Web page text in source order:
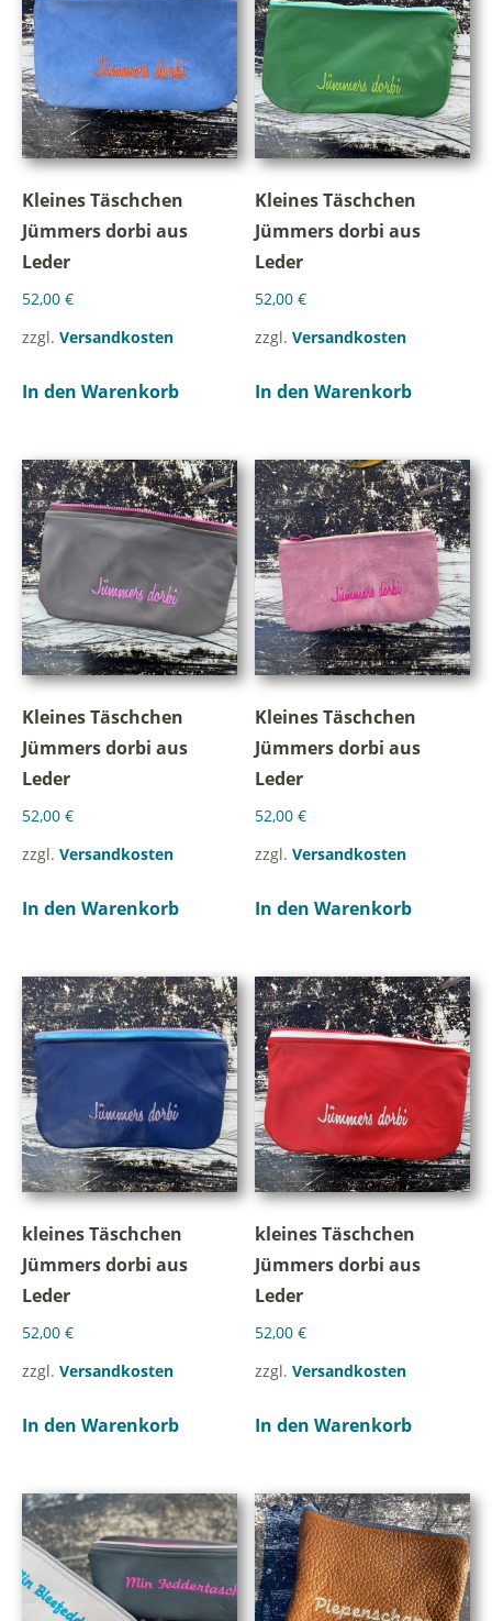
Kleines Täschchen
Jümmers dorbi aus
Leder
52,00 €
zzgl. Versandkosten
In den Warenkorb
Kleines Täschchen
Jümmers dorbi aus
Leder
52,00€
zzgl.Versandkosten
In den Warenkorb
Kleines Täschchen
Jümmers dorbi aus
Leder
52,00 €
zzgl. Versandkosten
In den Warenkorb
Kleines Täschchen
Jümmers dorbi aus
Leder
52,00€
zzgl.Versandkosten
In den Warenkorb
kleines Täschchen
Jümmers dorbi aus
Leder
52,00 €
zzgl. Versandkosten
In den Warenkorb
kleines Täschchen
Jümmers dorbi aus
Leder
52,00€
zzgl.Versandkosten
In den Warenkorb